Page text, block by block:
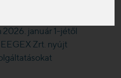
január 1-jétől
Zrt. nyújt